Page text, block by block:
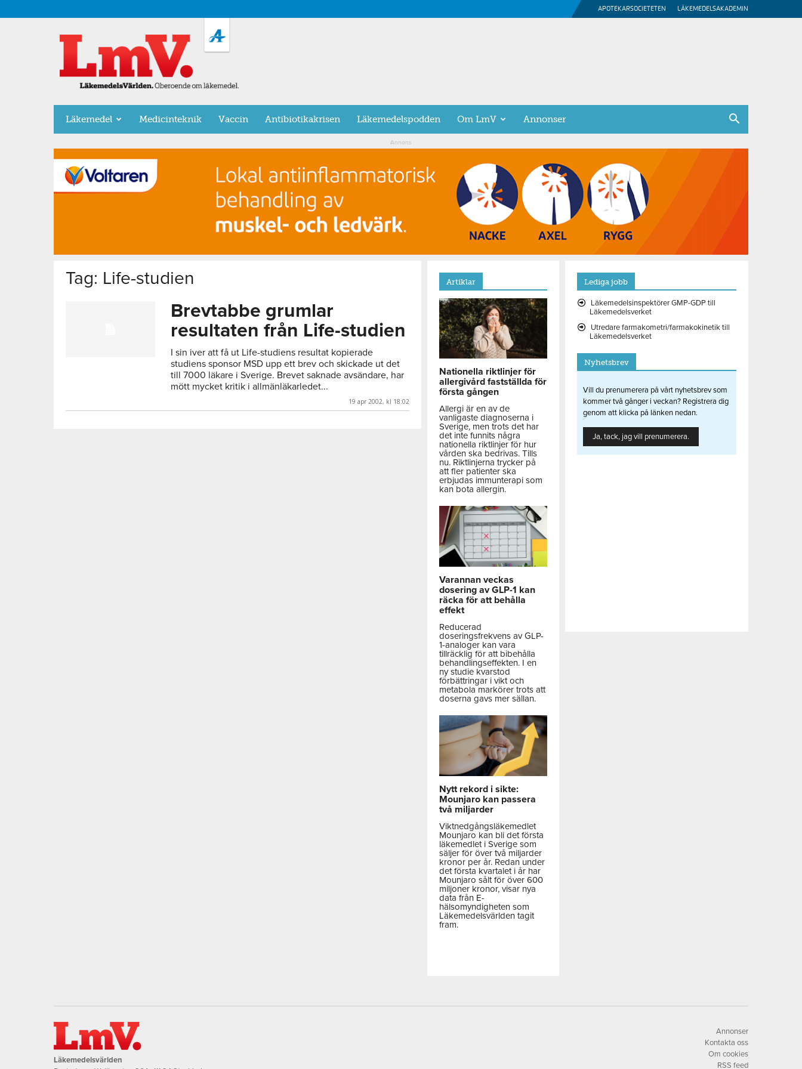
APOTEKARSOCIETETEN LÄKEMEDELSAKADEMIN
LäkemedelsVärlden
Läkemedel Medicinteknik Vaccin Antibiotikakrisen Läkemedelspodden Om LmV Annonser
Annons
Tag: Life-studien
Brevtabbe grumlar
resultaten från Life-studien
I sin iver att få ut Life-studiens resultat kopierade
studiens sponsor MSD upp ett brev och skickade ut det
till 7000 läkare i Sverige. Brevet saknade avsändare, har
mött mycket kritik i allmänläkarledet...
19 apr 2002, kl 18:02
Artiklar
Nationella riktlinjer för
allergivård fastställda för
första gången
Allergi är en av de
vanligaste diagnoserna i
Sverige, men trots det har
det inte funnits några
nationella riktlinjer för hur
vården ska bedrivas. Tills
nu. Riktlinjerna trycker på
att fler patienter ska
erbjudas immunterapi som
kan bota allergin.
Varannan veckas
dosering av GLP-1 kan
räcka för att behålla
effekt
Reducerad
doseringsfrekvens av GLP-
1-analoger kan vara
tillräcklig för att bibehålla
behandlingseffekten. I en
ny studie kvarstod
förbättringar i vikt och
metabola markörer trots att
doserna gavs mer sällan.
Nytt rekord i sikte:
Mounjaro kan passera
två miljarder
Viktnedgångsläkemedlet
Mounjaro kan bli det första
läkemedlet i Sverige som
säljer för över två miljarder
kronor per år. Redan under
det första kvartalet i år har
Mounjaro sålt för över 600
miljoner kronor, visar nya
data från E-
hälsomyndigheten som
Läkemedelsvärlden tagit
fram.
Lediga jobb
Läkemedelsinspektörer GMP-GDP till
Läkemedelsverket
Utredare farmakometri/farmakokinetik till
Läkemedelsverket
Nyhetsbrev
Vill du prenumerera på vårt nyhetsbrev som
kommer två gånger i veckan? Registrera dig
genom att klicka på länken nedan.
Ja, tack, jag vill prenumerera.
Läkemedelsvärlden
Annonser
Kontakta oss
Om cookies
RSS feed